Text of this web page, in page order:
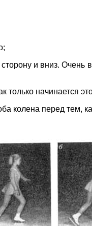
и вниз.
начинается
колена перед тем,